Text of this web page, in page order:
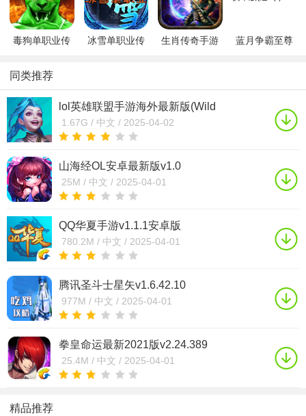
版
毒狗单职业传
卓最新版
冰雪单职业传
生肖传奇手游
蓝月争霸至尊
同类推荐
lol英雄联盟手游海外最新版(Wild
Rift)v5.0.0.7650
1.67G / 中文 / 2025-04-02
山海经OL安卓最新版v1.0
25M / 中文 / 2025-04-01
QQ华夏手游v1.1.1安卓版
780.2M / 中文 / 2025-04-01
腾讯圣斗士星矢v1.6.42.10
977M / 中文 / 2025-04-01
拳皇命运最新2021版v2.24.389
25.4M / 中文 / 2025-04-01
精品推荐